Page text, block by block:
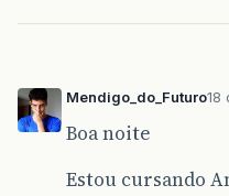
Mendigo_do_Futuro18
Boa noite
Estou cursando